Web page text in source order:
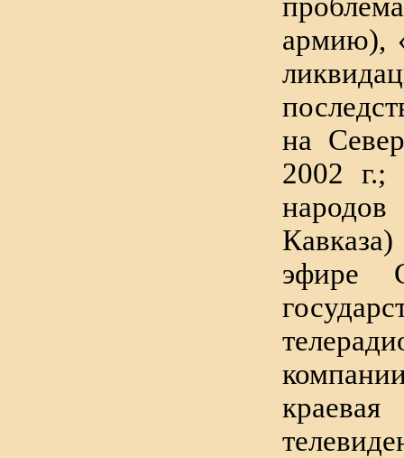
армию),
на
2002 г.;
эфире